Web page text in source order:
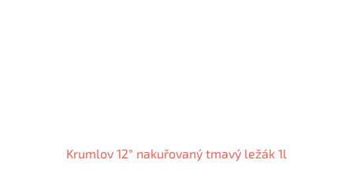
Krumlov 12° nakuřovaný tmavý ležák 1l